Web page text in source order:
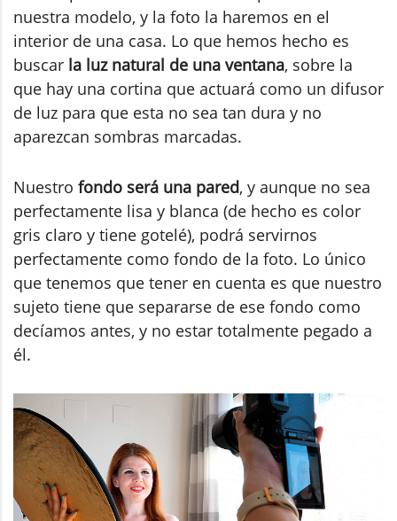
nuestra modelo, y la foto la haremos en el
interior de una casa. Lo que hemos hecho es
buscar la luz natural de una ventana, sobre la
que hay una cortina que actuará como un difusor
de luz para que esta no sea tan dura y no
aparezcan sombras marcadas.
Nuestro fondo será una pared, y aunque no sea
perfectamente lisa y blanca (de hecho es color
gris claro y tiene gotelé), podrá servirnos
perfectamente como fondo de la foto. Lo único
que tenemos que tener en cuenta es que nuestro
sujeto tiene que separarse de ese fondo como
decíamos antes, y no estar totalmente pegado a
él.